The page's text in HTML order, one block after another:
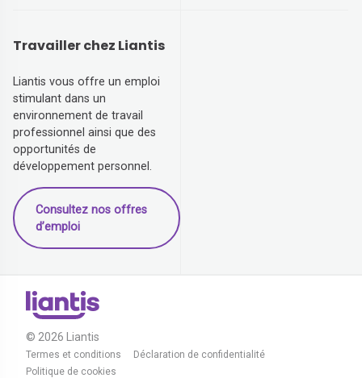
Travailler chez Liantis
Liantis vous offre un emploi
stimulant dans un
environnement de travail
professionnel ainsi que des
opportunités de
développement personnel.
Consultez nos offres
d’emploi
© 2026 Liantis
Termes et conditions
Déclaration de confidentialité
Politique de cookies